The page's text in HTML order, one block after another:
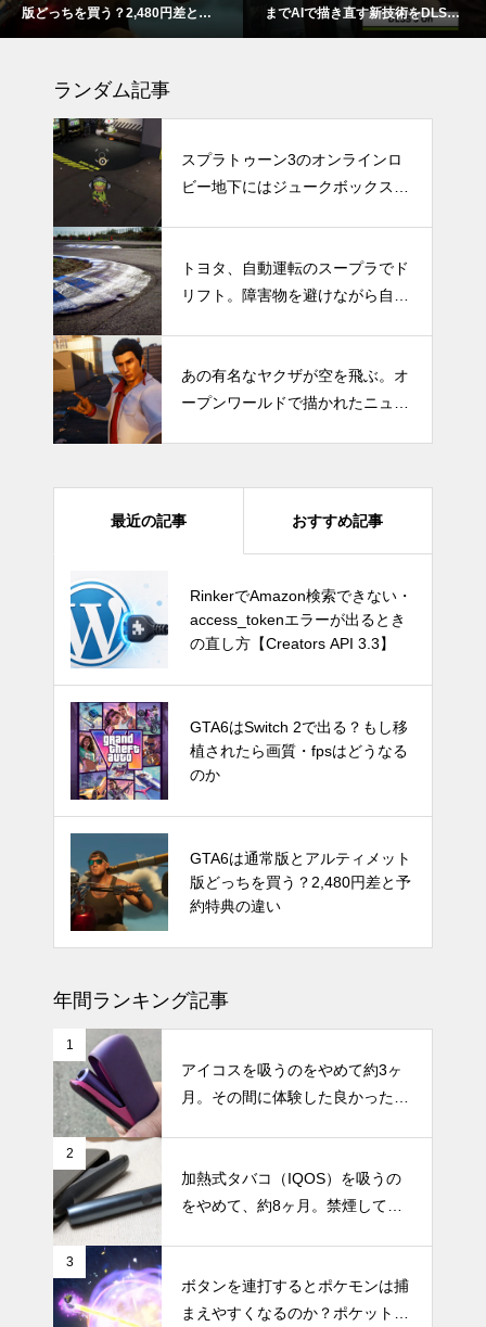
版どっちを買う？2,480円差と予
約特典の違い
までAIで描き直す新技術をDLSS
4.5と比較
ランダム記事
スプラトゥーン3のオンラインロ
ビー地下にはジュークボックスが
トヨタ、自動運転のスープラでド
リフト。障害物を避けながら自律
あの有名なヤクザが空を飛ぶ。オ
ープンワールドで描かれたニュー
最近の記事 おすすめ記事
RinkerでAmazon検索できない・
access_tokenエラーが出るとき
の直し方【Creators API 3.3】
GTA6はSwitch 2で出る？もし移
植されたら画質・fpsはどうなる
のか
GTA6は通常版とアルティメット
版どっちを買う？2,480円差と予
約特典の違い
GTA6はSwitch 2で出る？もし移
植されたら画質・fpsはどうなる
のか
Switch Pro？新型Nintendo Switc
hは2024年後半に発売か。アナリ
ストが予測
発売時期はいつ？PS5 Proの噂と
スペック・価格についての情報と
予測
年間ランキング記事
1
アイコスを吸うのをやめて約3ヶ
月。その間に体験した良かったこ
2
加熱式タバコ（IQOS）を吸うの
をやめて、約8ヶ月。禁煙してか
3
ボタンを連打するとポケモンは捕
まえやすくなるのか？ポケットモ